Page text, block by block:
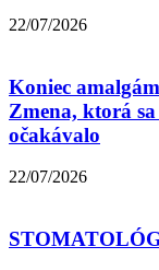
22/07/2026
Koniec
Zmena, ktorá
očakávalo
22/07/2026